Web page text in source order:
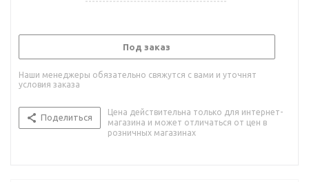
Под заказ
Наши менеджеры обязательно свяжутся с вами и уточнят
условия заказа
Поделиться
Цена действительна только для интернет-
магазина и может отличаться от цен в
розничных магазинах